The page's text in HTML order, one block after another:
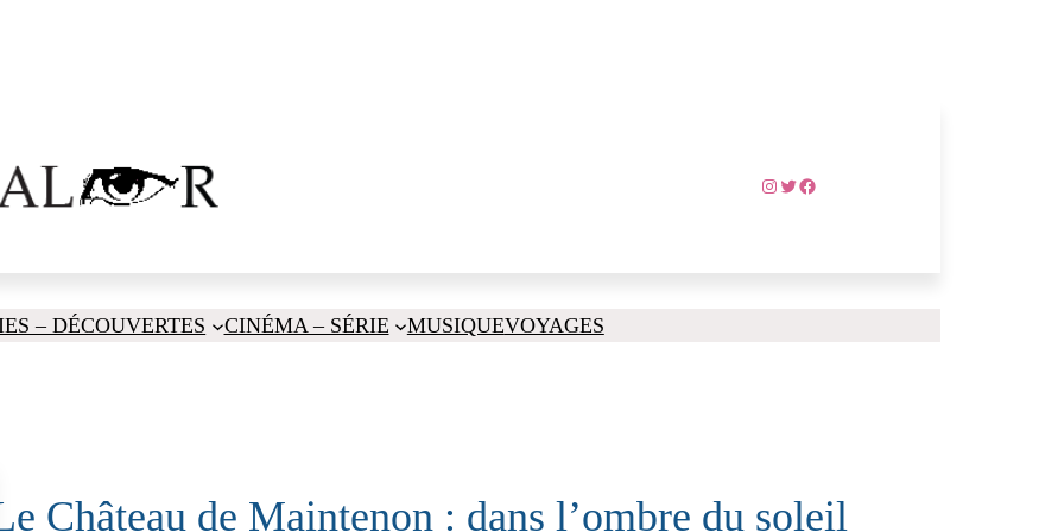
Instagram
TwitterFacebook
– DÉCOUVERTES CINÉMA – SÉRIE MUSIQUEVOYAGES
Château de Maintenon : dans l’ombre du soleil